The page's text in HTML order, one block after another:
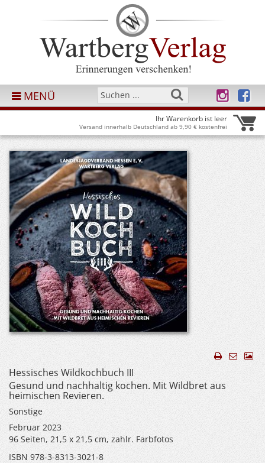
MENÜ
Ihr Warenkorb ist leer
Versand innerhalb Deutschland ab 9,90 € kostenfrei
Hessisches Wildkochbuch III
Gesund und nachhaltig kochen. Mit Wildbret aus
heimischen Revieren.
Sonstige
Februar 2023
96 Seiten, 21,5 x 21,5 cm, zahlr. Farbfotos
ISBN 978-3-8313-3021-8